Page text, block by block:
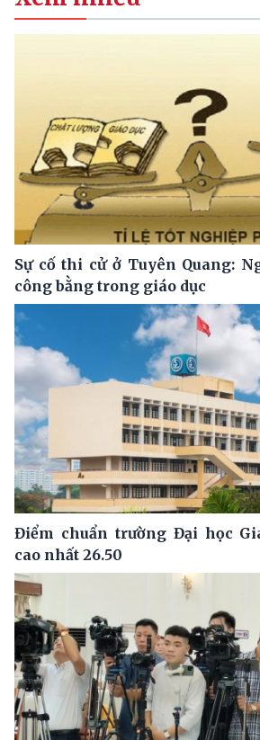
Sự cố thi cử ở Tuyên Quang:
công bằng trong giáo dục
Điểm chuẩn trường Đại học
cao nhất 26.50